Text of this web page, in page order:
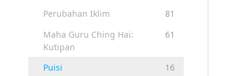
Perubahan Iklim
81
Maha Guru Ching Hai:
Kutipan
61
Puisi
16